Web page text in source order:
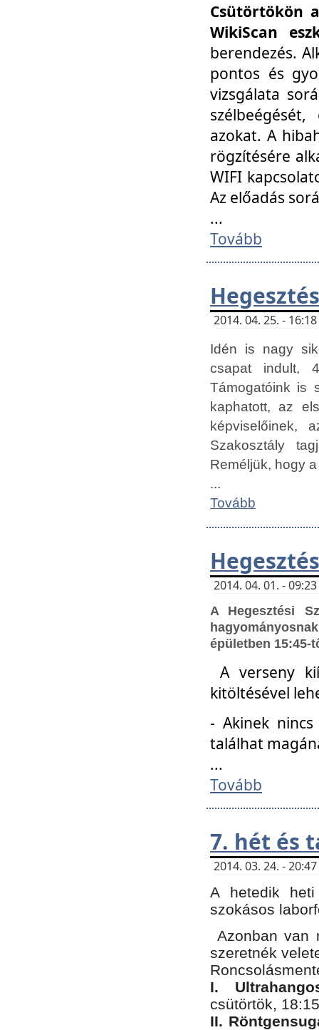
Csütörtökön
WikiScan
berendezés.
pontos és
vizsgálata
azokat. A
rögzítésére
WIFI
Az előadás
...
Tovább
2014. 04. 25. -
Idén is nagy
csapat indult,
Támogatóink is
kaphatott, az
képviselőinek,
Szakosztály
Reméljük, hogy
...
Tovább
2014. 04. 01. -
A Hegesztési
épületben 15:45-
A verseny
kitöltésével
- Akinek
találhat
...
Tovább
7. hét és
2014. 03. 24. -
A hetedik
szokásos
Azonban van
szeretnék
I.
csütörtök,
II.